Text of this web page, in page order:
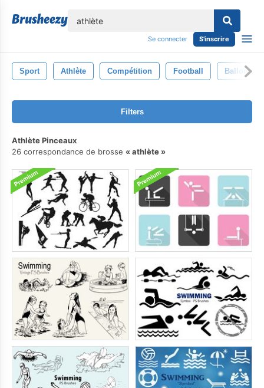
Se connecter S'inscrire
Sport Athlète Compétition Football Ballon
Filters
Athlète Pinceaux
26 correspondance de brosse
athlète